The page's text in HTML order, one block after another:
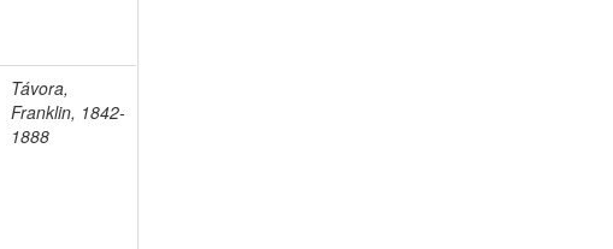
Távora,
Franklin, 1842-
1888